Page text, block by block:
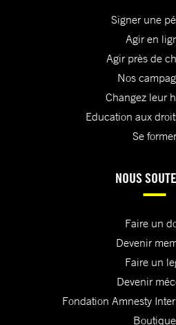
Signer une
Agir en
Agir près de
Nos
Changez leur
Education aux
Se former
NOUS
Faire un
Devenir
Faire un
Devenir
Fondation Amnesty
Boutique